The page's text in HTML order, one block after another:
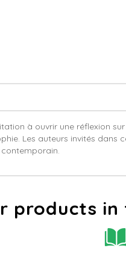
à ouvrir une réflexion
Les auteurs invités
products